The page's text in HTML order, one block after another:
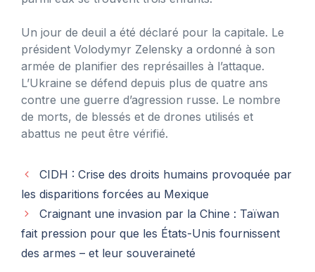
Un jour de deuil a été déclaré pour la capitale. Le
président Volodymyr Zelensky a ordonné à son
armée de planifier des représailles à l’attaque.
L’Ukraine se défend depuis plus de quatre ans
contre une guerre d’agression russe. Le nombre
de morts, de blessés et de drones utilisés et
abattus ne peut être vérifié.
CIDH : Crise des droits humains provoquée par
les disparitions forcées au Mexique
Craignant une invasion par la Chine : Taïwan
fait pression pour que les États-Unis fournissent
des armes – et leur souveraineté